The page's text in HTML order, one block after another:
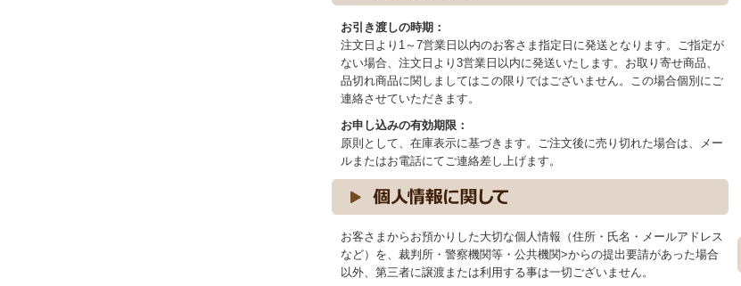
お引き渡しの時期：
注文日より1～7営業日以内のお客さま指定日に発送となります。ご指定が
ない場合、注文日より3営業日以内に発送いたします。お取り寄せ商品、
品切れ商品に関しましてはこの限りではございません。この場合個別にご
連絡させていただきます。
お申し込みの有効期限：
原則として、在庫表示に基づきます。ご注文後に売り切れた場合は、メー
ルまたはお電話にてご連絡差し上げます。
お客さまからお預かりした大切な個人情報（住所・氏名・メールアドレス
など）を、裁判所・警察機関等・公共機関>からの提出要請があった場合
以外、第三者に譲渡または利用する事は一切ございません。